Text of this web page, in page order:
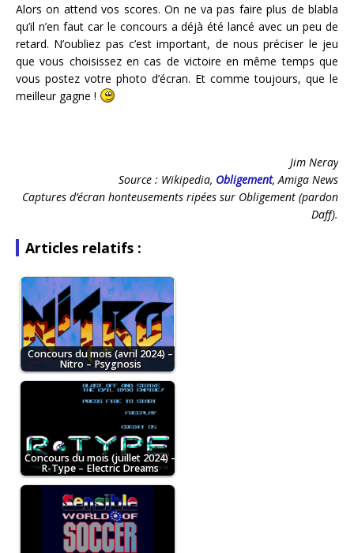
Alors on attend vos scores. On ne va pas faire plus de blabla
qu’il n’en faut car le concours a déjà été lancé avec un peu de
retard. N’oubliez pas c’est important, de nous préciser le jeu
que vous choisissez en cas de victoire en même temps que
vous postez votre photo d’écran. Et comme toujours, que le
meilleur gagne !
Jim Neray
Source : Wikipedia, Obligement, Amiga News
Captures d’écran honteusements ripées sur Obligement (pardon
Daff).
Articles relatifs :
Concours du mois (avril 2024) –
Nitro – Psygnosis
Concours du mois (juillet 2024) –
R-Type – Electric Dreams